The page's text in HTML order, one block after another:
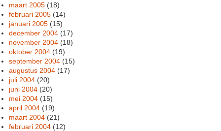
maart 2005 (18)
februari 2005 (14)
januari 2005 (15)
december 2004 (17)
november 2004 (18)
oktober 2004 (19)
september 2004 (15)
augustus 2004 (17)
juli 2004 (20)
juni 2004 (20)
mei 2004 (15)
april 2004 (19)
maart 2004 (21)
februari 2004 (12)